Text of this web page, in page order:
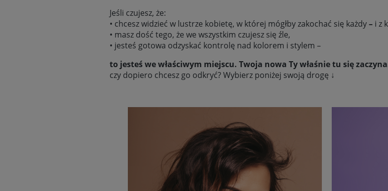
Jeśli czujesz, że:
• chcesz widzieć w lustrze kobietę, w której mógłby zakochać się każdy– i z
• masz dość tego, że we wszystkim czujesz się źle,
• jesteś gotowa odzyskać kontrolę nad kolorem i stylem –
to jesteś we właściwym miejscu. Twoja nowa Ty właśnie tu się
czy dopiero chcesz go odkryć? Wybierz poniżej swoją drogę ↓